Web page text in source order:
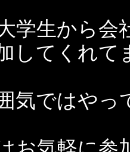
学生から会
してくれて
気ではやっ